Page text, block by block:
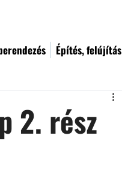
Építés, felújítás
2. rész